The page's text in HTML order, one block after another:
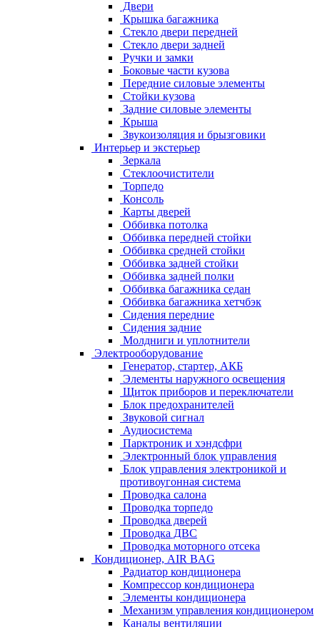
Двери
Крышка багажника
Стекло двери передней
Стекло двери задней
Ручки и замки
Боковые части кузова
Передние силовые элементы
Стойки кузова
Задние силовые элементы
Крыша
Звукоизоляция и брызговики
Интерьер и экстерьер
Зеркала
Стеклоочистители
Торпедо
Консоль
Карты дверей
Оббивка потолка
Оббивка передней стойки
Оббивка средней стойки
Оббивка задней стойки
Оббивка задней полки
Оббивка багажника седан
Оббивка багажника хетчбэк
Сидения передние
Сидения задние
Молдниги и уплотнители
Электрооборудование
Генератор, стартер, АКБ
Элементы наружного освещения
Щиток приборов и переключатели
Блок предохранителей
Звуковой сигнал
Аудиосистема
Парктроник и хэндсфри
Электронный блок управления
Блок управления электроникой и
противоугонная система
Проводка салона
Проводка торпедо
Проводка дверей
Проводка ДВС
Проводка моторного отсека
Кондиционер, AIR BAG
Радиатор кондиционера
Компрессор кондиционера
Элементы кондиционера
Механизм управления кондиционером
Каналы вентиляции